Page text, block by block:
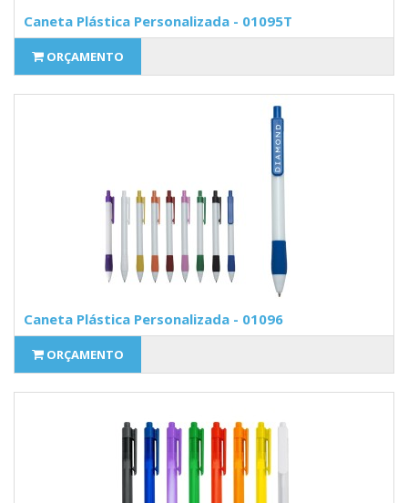
Caneta Plástica Personalizada - 01095T
ORÇAMENTO
Caneta Plástica Personalizada - 01096
ORÇAMENTO